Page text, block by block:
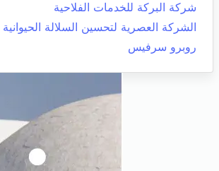
شركة البركة للخدمات الفلاحية
الشركة العصرية لتحسين السلالة الحيوانية
روبرو سرفيس